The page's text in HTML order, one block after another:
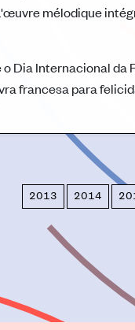
mélodique
Dia Internacional da
francesa para
2013 2014